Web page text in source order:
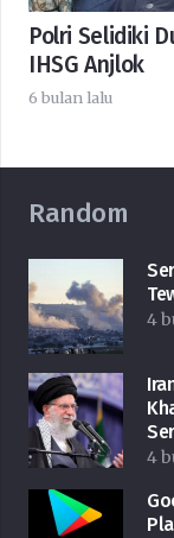
Polri Selidiki
IHSG Anjlok
6 bulan lalu
Random
4
4